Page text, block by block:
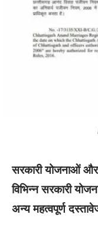
सरकारी योजनाओं और
विभिन्न सरकारी
अन्य महत्वपूर्ण